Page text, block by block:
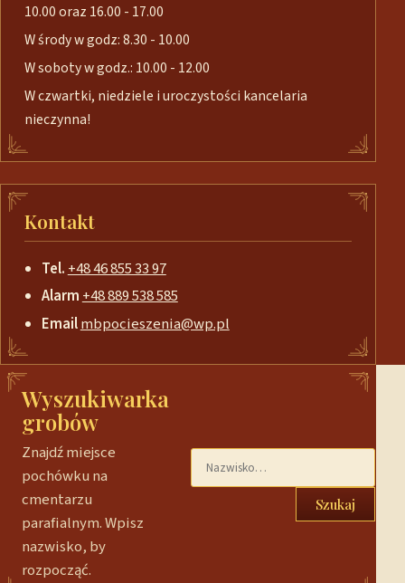
10.00 oraz 16.00 - 17.00
W środy w godz: 8.30 - 10.00
W soboty w godz.: 10.00 - 12.00
W czwartki, niedziele i uroczystości kancelaria
nieczynna!
Kontakt
Tel. +48 46 855 33 97
Alarm+48 889 538 585
Emailmbpocieszenia@wp.pl
Wyszukiwarka
grobów
Znajdź miejsce
pochówku na
cmentarzu
parafialnym. Wpisz
nazwisko, by
rozpocząć.
Szukaj